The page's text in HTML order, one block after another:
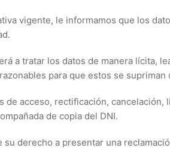
vigente, le informamos que los
a tratar los datos de manera lícita,
para que estos se
de acceso, rectificación,
de copia del DNI.
su derecho a presentar una